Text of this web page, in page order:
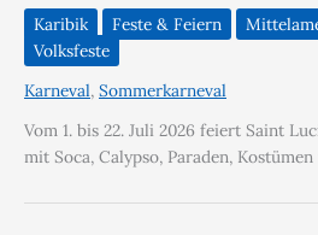
Karibik Feste & Feiern
Volksfeste
Karneval, Sommerkarneval
Vom 1. bis 22. Juli 2026 feiert Saint
mit Soca, Calypso, Paraden,